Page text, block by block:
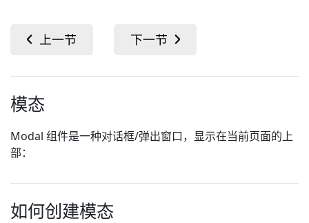
模态
Modal 组件是一种对话框/弹出窗口，显示在当前页面的上
部：
如何创建模态